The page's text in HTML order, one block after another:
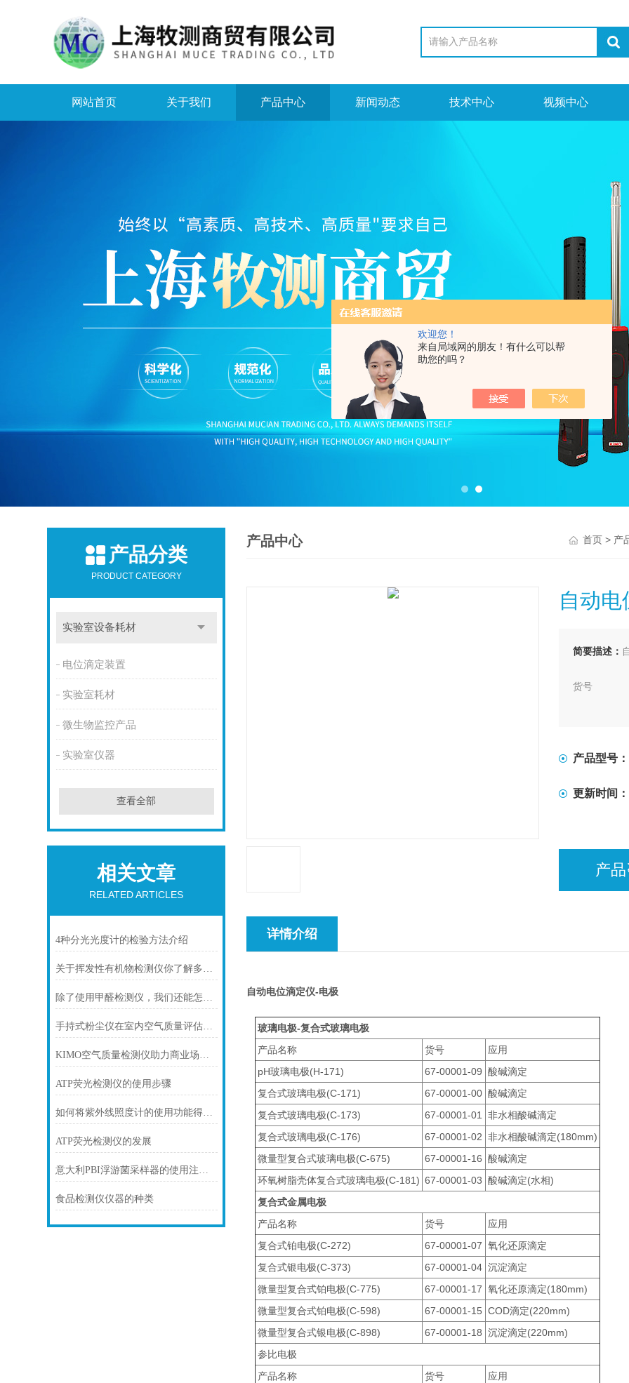
欢迎您！
来自局域网的朋友！有什么可以帮
助您的吗？
网站首页 关于我们 产品中心 新闻动态 技术中心 视频中心
产品分类
PRODUCT CATEGORY
实验室设备耗材
电位滴定装置
实验室耗材
微生物监控产品
实验室仪器
查看全部
相关文章
RELATED ARTICLES
4种分光光度计的检验方法介绍
关于挥发性有机物检测仪你了解多少？
除了使用甲醛检测仪，我们还能怎么了解甲醛
手持式粉尘仪在室内空气质量评估中的应用
KIMO空气质量检测仪助力商业场所打造优质空气环境
ATP荧光检测仪的使用步骤
如何将紫外线照度计的使用功能得到利用
ATP荧光检测仪的发展
意大利PBI浮游菌采样器的使用注意事项
食品检测仪仪器的种类
产品中心 首页> 产
自动
简要描述：
货号
pH玻璃电极
67-00001-
复合式玻璃
非水相酸碱
67-00001-
非水相酸碱
产品型号：
更新时间：
产
详情介绍
自动电位滴定仪-电极
玻璃电极-复合式玻璃电极
产品名称
货号
应用
pH玻璃电极(H-171)
67-00001-09 酸碱滴定
复合式玻璃电极(C-171)
67-00001-00 酸碱滴定
复合式玻璃电极(C-173)
67-00001-01
非水相酸碱滴定
复合式玻璃电极(C-176)
67-00001-02 非水相酸碱滴定(180mm)
微量型复合式玻璃电极(C-675)
67-00001-16 酸碱滴定
环氧树脂壳体复合式玻璃电极(C-181) 67-00001-03 酸碱滴定(水相)
复合式金属电极
产品名称
货号
应用
复合式铂电极(C-272)
67-00001-07 氧化还原滴定
复合式银电极(C-373)
67-00001-04 沉淀滴定
微量型复合式铂电极(C-775)
67-00001-17 氧化还原滴定(180mm)
微量型复合式铂电极(C-598)
67-00001-15 COD滴定(220mm)
微量型复合式银电极(C-898)
67-00001-18 沉淀滴定(220mm)
参比电极
产品名称
货号
应用